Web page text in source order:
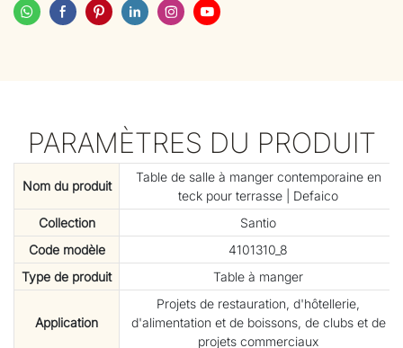
PARAMÈTRES DU PRODUIT
Nom du produit
Table de salle à manger contemporaine en
teck pour terrasse | Defaico
Collection
Santio
Code modèle
4101310_8
Type de produit
Table à manger
Application
Projets de restauration, d'hôtellerie,
d'alimentation et de boissons, de clubs et de
projets commerciaux